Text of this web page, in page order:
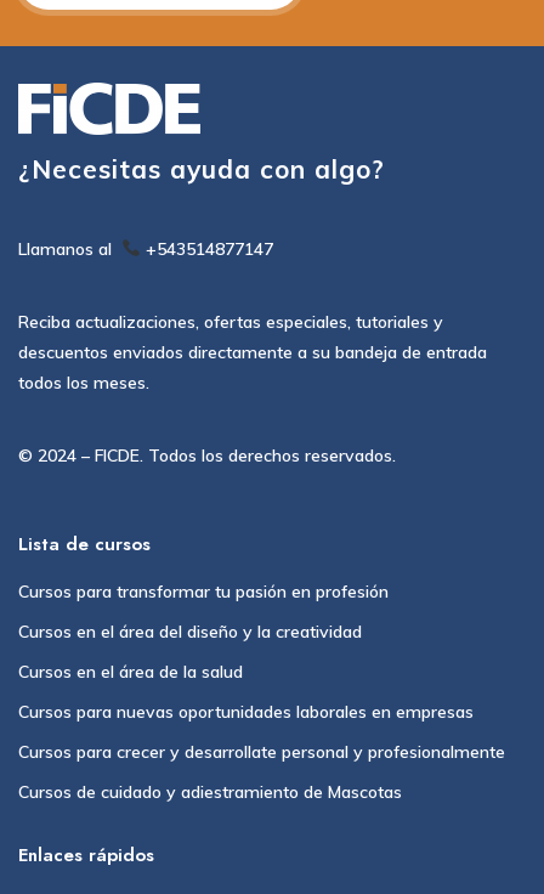
¿Necesitas ayuda con algo?
Llamanos al +543514877147
Reciba actualizaciones, ofertas especiales, tutoriales y
descuentos enviados directamente a su bandeja de entrada
todos los meses.
© 2024 – FICDE. Todos los derechos reservados.
Lista de cursos
Cursos para transformar tu pasión en profesión
Cursos en el área del diseño y la creatividad
Cursos en el área de la salud
Cursos para nuevas oportunidades laborales en empresas
Cursos para crecer y desarrollate personal y profesionalmente
Cursos de cuidado y adiestramiento de Mascotas
Enlaces rápidos